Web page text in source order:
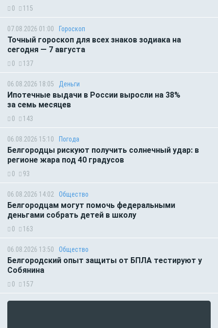
0 115
07.08.2026 01:00 Гороскоп
Точный гороскоп для всех знаков зодиака на
сегодня — 7 августа
0 137
06.08.2026 18:05 Деньги
Ипотечные выдачи в России выросли на 38%
за семь месяцев
0 143
06.08.2026 15:10 Погода
Белгородцы рискуют получить солнечный удар: в
регионе жара под 40 градусов
0 93
06.08.2026 14:02 Общество
Белгородцам могут помочь федеральными
деньгами собрать детей в школу
0 163
06.08.2026 13:50 Общество
Белгородский опыт защиты от БПЛА тестируют у
Собянина
0 157